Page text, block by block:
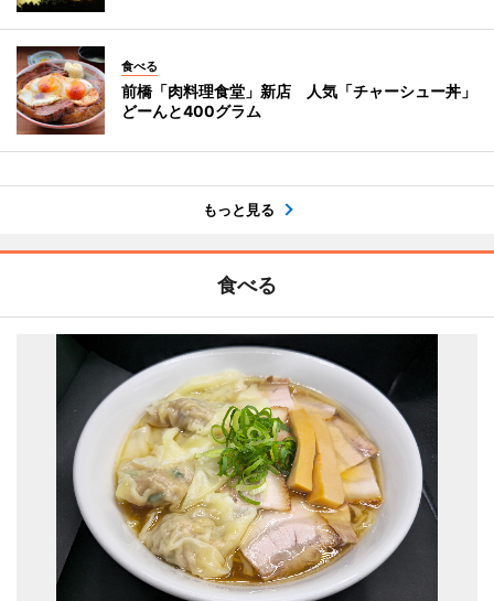
食べる
前橋「肉料理食堂」新店 人気「チャーシュー丼」
どーんと400グラム
もっと見る
食べる